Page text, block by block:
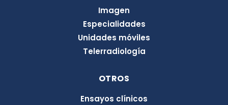
Imagen
Especialidades
Unidades móviles
Telerradiología
OTROS
Ensayos clínicos